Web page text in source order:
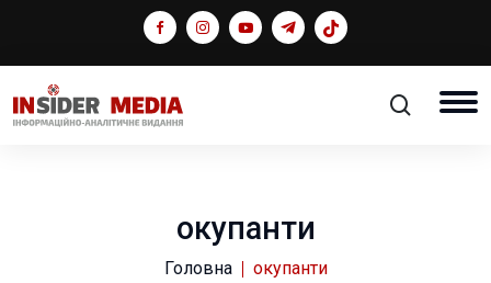
окупанти
Головна окупанти